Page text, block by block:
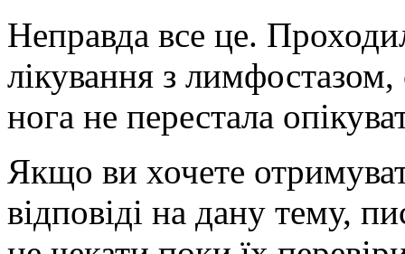
Неправда все це.
лікування з
нога не перестала
Якщо ви хочете
відповіді на дану тему,